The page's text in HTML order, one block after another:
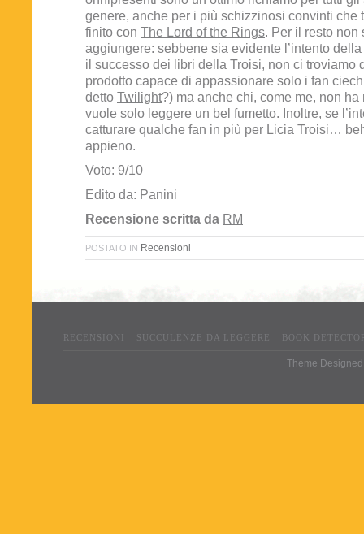
genere, anche per i più schizzinosi convinti che
finito con The Lord of the Rings. Per il resto non
aggiungere: sebbene sia evidente l’intento della
il successo dei libri della Troisi, non ci troviamo
prodotto capace di appassionare solo i fan
detto Twilight?) ma anche chi, come me, non ha
vuole solo leggere un bel fumetto. Inoltre, se
catturare qualche fan in più per Licia Troisi…
appieno.
Voto: 9/10
Edito da: Panini
Recensione scritta da RM
POSTATO IN Recensioni
RECENSIONI SUCCULENZE DA LEGGERE BOOK
Theme